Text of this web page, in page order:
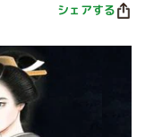
シェアする